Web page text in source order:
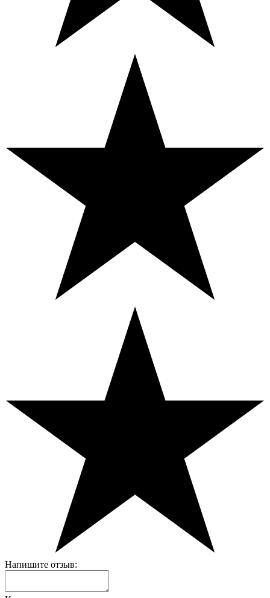
Напишите отзыв: